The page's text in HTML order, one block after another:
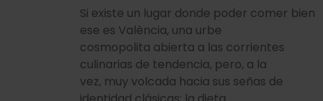
Si existe un lugar donde poder comer bien
ese es València, una urbe
cosmopolita abierta a las corrientes
culinarias de tendencia, pero, a la
vez, muy volcada hacia sus señas de